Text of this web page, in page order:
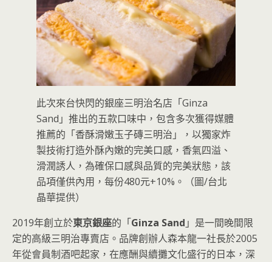
此次來台快閃的銀座三明治名店「Ginza
Sand」推出的五款口味中，包含多次獲得媒體
推薦的「香酥滑嫩玉子磚三明治」，以獨家炸
製技術打造外酥內嫩的完美口感，香氣四溢、
滑潤誘人，為確保口感與品質的完美狀態，該
品項僅供內用，每份480元+10%。（圖/台北
晶華提供）
2019年創立於東京銀座的「Ginza Sand 」是一間晚間限
定的高級三明治專賣店。品牌創辦人森本龍一社長於2005
年從會員制酒吧起家，在應酬與續攤文化盛行的日本，深